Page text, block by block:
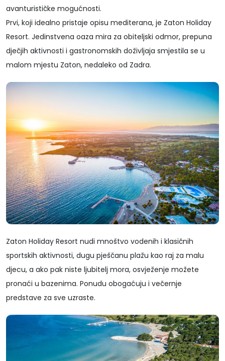
avanturističke mogućnosti.
Prvi, koji idealno pristaje opisu mediterana, je Zaton Holiday
Resort. Jedinstvena oaza mira za obiteljski odmor, prepuna
dječjih aktivnosti i gastronomskih doživljaja smjestila se u
malom mjestu Zaton, nedaleko od Zadra.
Zaton Holiday Resort nudi mnoštvo vodenih i klasičnih
sportskih aktivnosti, dugu pješčanu plažu kao raj za malu
djecu, a ako pak niste ljubitelj mora, osvježenje možete
pronaći u bazenima. Ponudu obogaćuju i večernje
predstave za sve uzraste.